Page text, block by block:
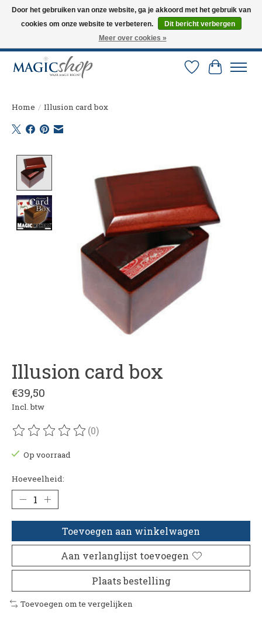
Altijd de nieuwste trucs op voorraad. Snelle verzending via PostNL en DHL.
Langskomen in onze winkel? Bel of mail om een afspraak te maken. 0251-
Verlanglijst
Home / Illusion card box
Illusion card box
€39,50
Incl. btw
De beoordeling van dit product is
(0)
Op voorraad
Hoeveelheid:
Toevoegen aan winkelwagen
Aan verlanglijst toevoegen
Plaats bestelling
Toevoegen om te vergelijken
Door het gebruiken van onze website, ga je akkoord met het gebruik van
cookies om onze website te verbeteren.
Dit bericht verbergen
Meer over cookies »